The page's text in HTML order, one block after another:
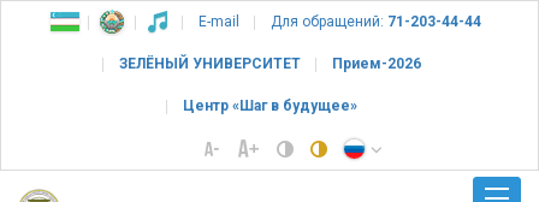
E-mail Для обращений: 71-203-44-44
ЗЕЛЁНЫЙ УНИВЕРСИТЕТ Прием-2026
Центр «Шаг в будущее»